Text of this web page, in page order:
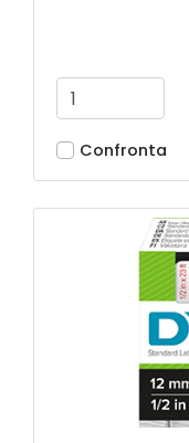
Confronta